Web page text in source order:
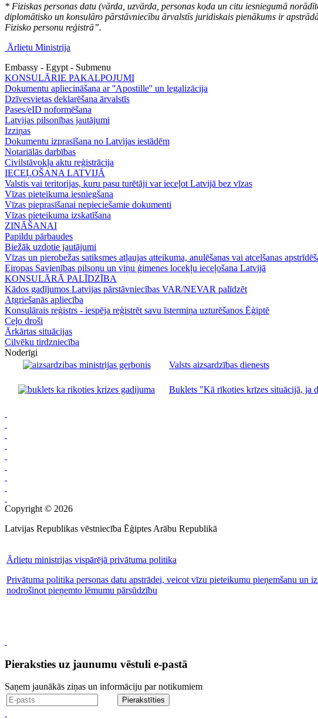
* Fiziskas personas datu (vārda, uzvārda, personas koda un citu iesniegumā
diplomātisko un konsulāro pārstāvniecību ārvalstīs juridiskais pienākums ir
Fizisko personu reģistrā”.
Ārlietu Ministrija
Embassy - Egypt - Submenu
KONSULĀRIE PAKALPOJUMI
Dokumentu apliecināšana ar ''Apostille'' un legalizācija
Dzīvesvietas deklarēšana ārvalstīs
Pases/eID noformēšana
Latvijas pilsonības jautājumi
Izziņas
Dokumentu izprasīšana no Latvijas iestādēm
Notariālās darbības
Civilstāvokļa aktu reģistrācija
IECEĻOŠANA LATVIJĀ
Valstis vai teritorijas, kuru pasu turētāji var ieceļot Latvijā bez vīzas
Vīzas pieteikuma iesniegšana
Vīzas pieprasīšanai nepieciešamie dokumenti
Vīzas pieteikuma izskatīšana
ZINĀŠANAI
Papildu pārbaudes
Biežāk uzdotie jautājumi
Vīzas un pierobežas satiksmes atļaujas atteikuma, anulēšanas vai atcelšanas
Eiropas Savienības pilsoņu un viņu ģimenes locekļu ieceļošana Latvijā
KONSULĀRĀ PALĪDZĪBA
Kādos gadījumos Latvijas pārstāvniecības VAR/NEVAR palīdzēt
Atgriešanās apliecība
Konsulārais reģistrs - iespēja reģistrēt savu īstermiņa uzturēšanos Ēģiptē
Ceļo droši
Ārkārtas situācijas
Cilvēku tirdzniecība
Noderīgi
Valsts aizsardzības dienests
Buklets "Kā rīkoties krīzes situācijā, ja
Copyright © 2026
Latvijas Republikas vēstniecība Ēģiptes Arābu Republikā
Ārlietu ministrijas vispārējā privātuma politika
Privātuma politika personas datu apstrādei, veicot vīzu pieteikumu pieņemšanu un
nodrošinot pieņemto lēmumu pārsūdzību
Pieraksties uz jaunumu vēstuli e-pastā
Saņem jaunākās ziņas un informāciju par notikumiem